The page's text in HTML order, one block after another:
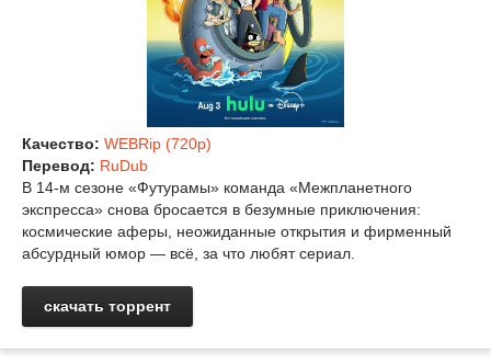
Качество: WEBRip (720p)
Перевод: RuDub
В 14‑м сезоне «Футурамы» команда «Межпланетного
экспресса» снова бросается в безумные приключения:
космические аферы, неожиданные открытия и фирменный
абсурдный юмор — всё, за что любят сериал.
скачать торрент